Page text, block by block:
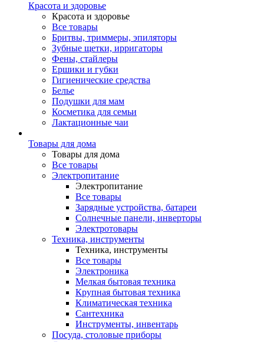
Красота и здоровье
Красота и здоровье
Все товары
Бритвы, триммеры, эпиляторы
Зубные щетки, ирригаторы
Фены, стайлеры
Ершики и губки
Гигиенические средства
Белье
Подушки для мам
Косметика для семьи
Лактационные чаи
Товары для дома
Товары для дома
Все товары
Электропитание
Электропитание
Все товары
Зарядные устройства, батареи
Солнечные панели, инверторы
Электротовары
Техника, инструменты
Техника, инструменты
Все товары
Электроника
Мелкая бытовая техника
Крупная бытовая техника
Климатическая техника
Сантехника
Инструменты, инвентарь
Посуда, столовые приборы